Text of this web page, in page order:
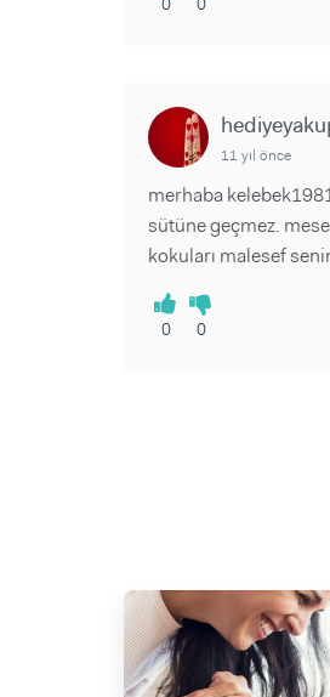
11 yıl önce
merhaba
sütüne geçmez.
kokuları malesef
0 0